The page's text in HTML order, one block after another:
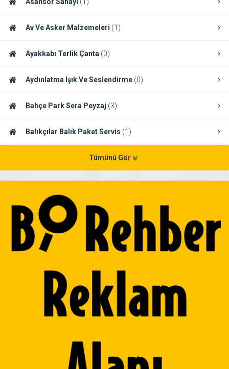
Av Ve Asker Malzemeleri (1)
Ayakkabı Terlik Çanta (0)
Aydınlatma Işık Ve Seslendirme (0)
Bahçe Park Sera Peyzaj (3)
Balıkçılar Balık Paket Servis (1)
Tümünü Gör